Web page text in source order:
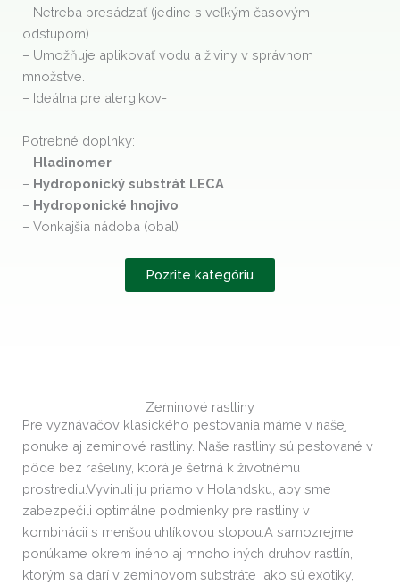
– Netreba presádzať (jedine s veľkým časovým
odstupom)
– Umožňuje aplikovať vodu a živiny v správnom
množstve.
– Ideálna pre alergikov-
Potrebné doplnky:
– Hladinomer
– Hydroponický substrát LECA
– Hydroponické hnojivo
– Vonkajšia nádoba (obal)
Pozrite kategóriu
Zeminové rastliny
Pre vyznávačov klasického pestovania máme v našej
ponuke aj zeminové rastliny. Naše rastliny sú pestované v
pôde bez rašeliny, ktorá je šetrná k životnému
prostrediu.Vyvinuli ju priamo v Holandsku, aby sme
zabezpečili optimálne podmienky pre rastliny v
kombinácii s menšou uhlíkovou stopou.A samozrejme
ponúkame okrem iného aj mnoho iných druhov rastlín,
ktorým sa darí v zeminovom substráte ako sú exotiky,